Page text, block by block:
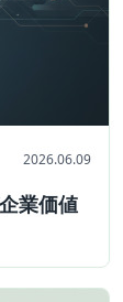
2026.06.09
業価値